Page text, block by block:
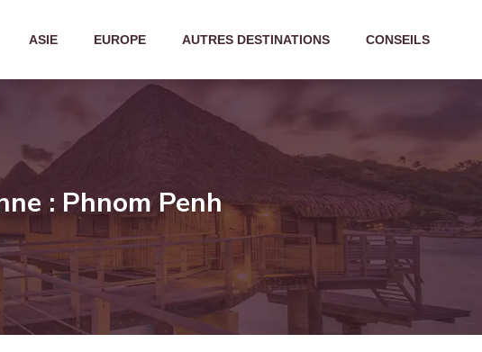
ASIE EUROPE AUTRES DESTINATIONS CONSEILS
: Phnom Penh